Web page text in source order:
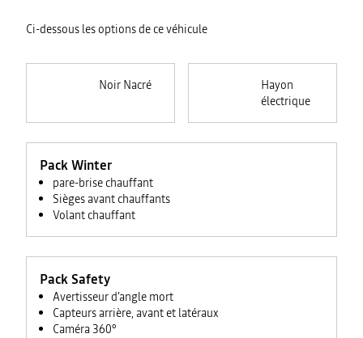
Ci-dessous les options de ce véhicule
Noir Nacré
Pack Winter
pare-brise chauffant
Sièges avant chauffants
Volant chauffant
Hayon
électrique
Pack Safety
Avertisseur d'angle mort
Capteurs arrière, avant et latéraux
Caméra 360°